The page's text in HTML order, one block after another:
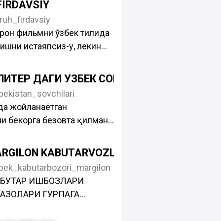
ватсап телеграм
ватсап телеграм
фильмни ўзбек тилида
истаяпсиз-у, лекин
Мархамат,
фильмларни узбек
килиш хизматини
Мурожаат учун:
ДАГИ УЗБЕК СОВЧИЛАРИ
жойланаётган
бекорга безовта қилманг
bo'ling va do'stlarga
KABUTARVOZLARI
ИШБОЗЛАРИ
ГУРПАГА